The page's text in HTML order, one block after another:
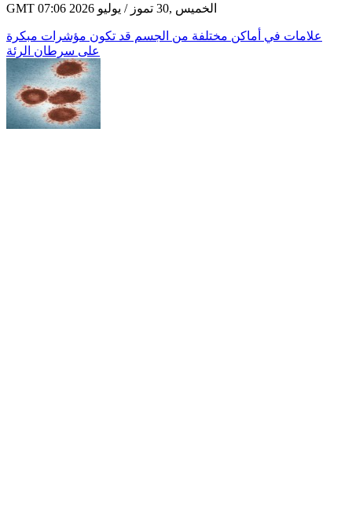
GMT 07:06 2026 الخميس ,30 تموز / يوليو
علامات في أماكن مختلفة من الجسم قد تكون مؤشرات مبكرة
على سرطان الرئة